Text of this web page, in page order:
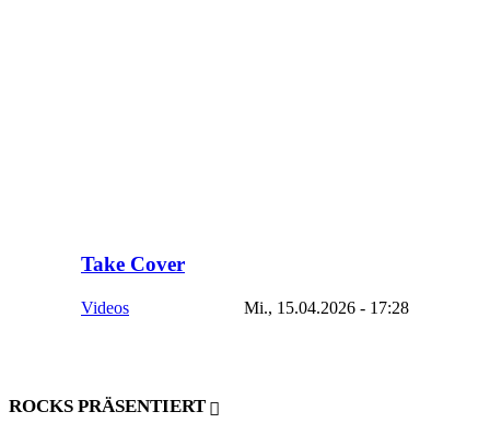
Take Cover
Videos Mi., 15.04.2026 - 17:28
ROCKS PRÄSENTIERT